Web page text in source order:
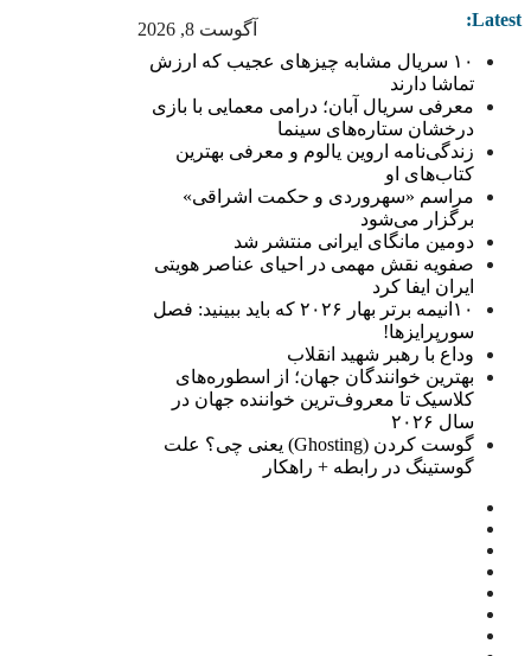
آگوست 8, 2026 Latest:
۱۰ سریال مشابه چیزهای عجیب که ارزش
تماشا دارند
معرفی سریال آبان؛ درامی معمایی با بازی
درخشان ستاره‌های سینما
زندگی‌نامه اروین یالوم و معرفی بهترین
کتاب‌های او
مراسم «سهروردی و حکمت اشراقی»
برگزار می‌شود
دومین مانگای ایرانی منتشر شد
صفویه نقش مهمی در احیای عناصر هویتی
ایران ایفا کرد
۱۰انیمه برتر بهار ۲۰۲۶ که باید ببینید: فصل
سورپرایزها!
وداع با رهبر شهید انقلاب
بهترین خوانندگان جهان؛ از اسطوره‌های
کلاسیک تا معروف‌ترین خواننده جهان در
سال ۲۰۲۶
گوست کردن (Ghosting) یعنی چی؟ علت
گوستینگ در رابطه + راهکار